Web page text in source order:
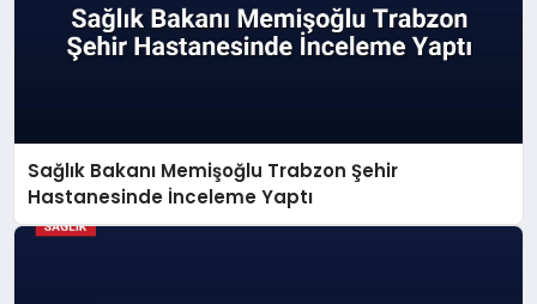
Sağlık Bakanı Memişoğlu Trabzon Şehir
Hastanesinde İnceleme Yaptı